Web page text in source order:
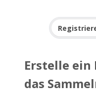
Erstelle
das